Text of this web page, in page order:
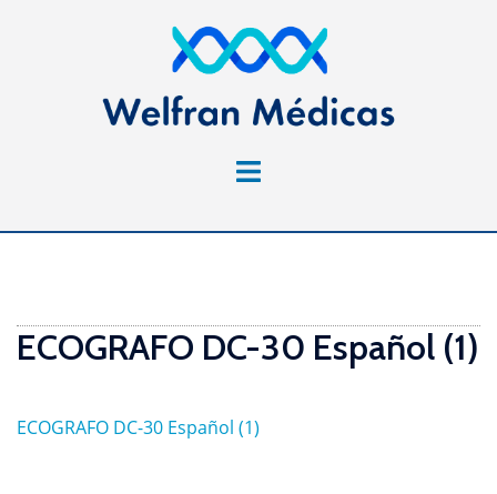
Alternar
ECOGRAFO DC-30 Español (1)
ECOGRAFO DC-30 Español (1)